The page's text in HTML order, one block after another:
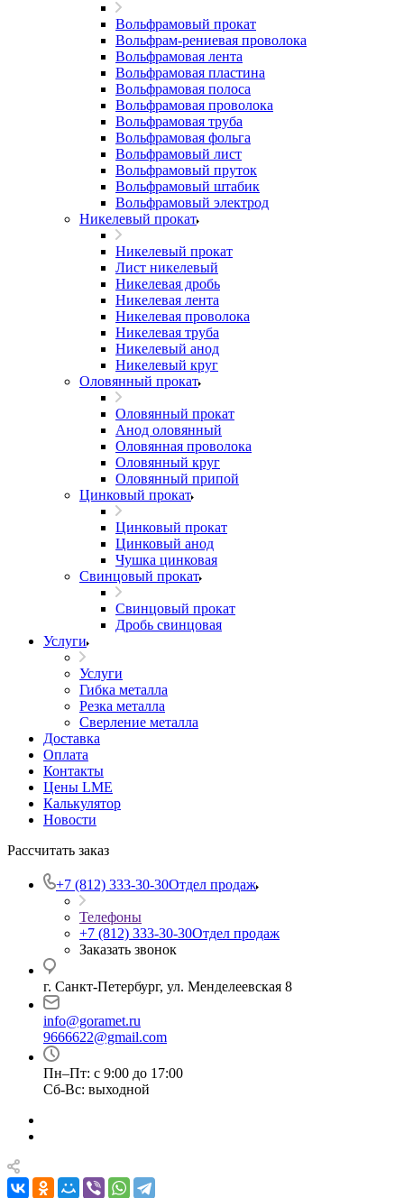
Вольфрамовый прокат
Вольфрам-рениевая проволока
Вольфрамовая лента
Вольфрамовая пластина
Вольфрамовая полоса
Вольфрамовая проволока
Вольфрамовая труба
Вольфрамовая фольга
Вольфрамовый лист
Вольфрамовый пруток
Вольфрамовый штабик
Вольфрамовый электрод
Никелевый прокат
Никелевый прокат
Лист никелевый
Никелевая дробь
Никелевая лента
Никелевая проволока
Никелевая труба
Никелевый анод
Никелевый круг
Оловянный прокат
Оловянный прокат
Анод оловянный
Оловянная проволока
Оловянный круг
Оловянный припой
Цинковый прокат
Цинковый прокат
Цинковый анод
Чушка цинковая
Свинцовый прокат
Свинцовый прокат
Дробь свинцовая
Услуги
Услуги
Гибка металла
Резка металла
Сверление металла
Доставка
Оплата
Контакты
Цены LME
Калькулятор
Новости
Рассчитать заказ
+7 (812) 333-30-30Отдел продаж
Телефоны
+7 (812) 333-30-30Отдел продаж
Заказать звонок
г. Санкт-Петербург, ул. Менделеевская 8
info@goramet.ru
9666622@gmail.com
Пн–Пт: с 9:00 до 17:00
Сб-Вс: выходной